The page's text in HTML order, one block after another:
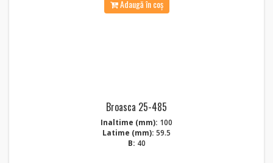
Adaugă în coș
Broasca 25-485
Inaltime (mm): 100
Latime (mm): 59.5
B: 40